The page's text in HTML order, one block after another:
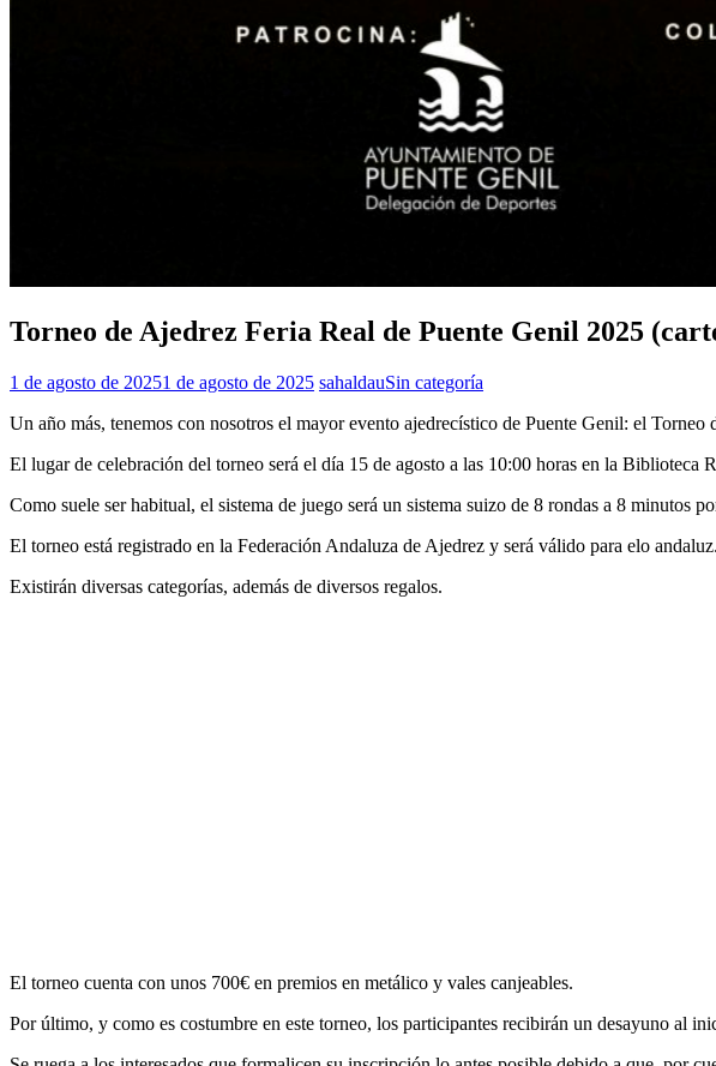
Torneo de Ajedrez Feria Real de Puente Genil 2025
1 de agosto de 20251 de agosto de 2025 sahaldauSin categoría
Un año más, tenemos con nosotros el mayor evento ajedrecístico de Puente Genil: el
El lugar de celebración del torneo será el día 15 de agosto a las 10:00 horas en la Biblioteca
Como suele ser habitual, el sistema de juego será un sistema suizo de 8 rondas a 8 minutos
El torneo está registrado en la Federación Andaluza de Ajedrez y será válido para elo andaluz.
Existirán diversas categorías, además de diversos regalos.
El torneo cuenta con unos 700€ en premios en metálico y vales canjeables.
Por último, y como es costumbre en este torneo, los participantes recibirán un desayuno al